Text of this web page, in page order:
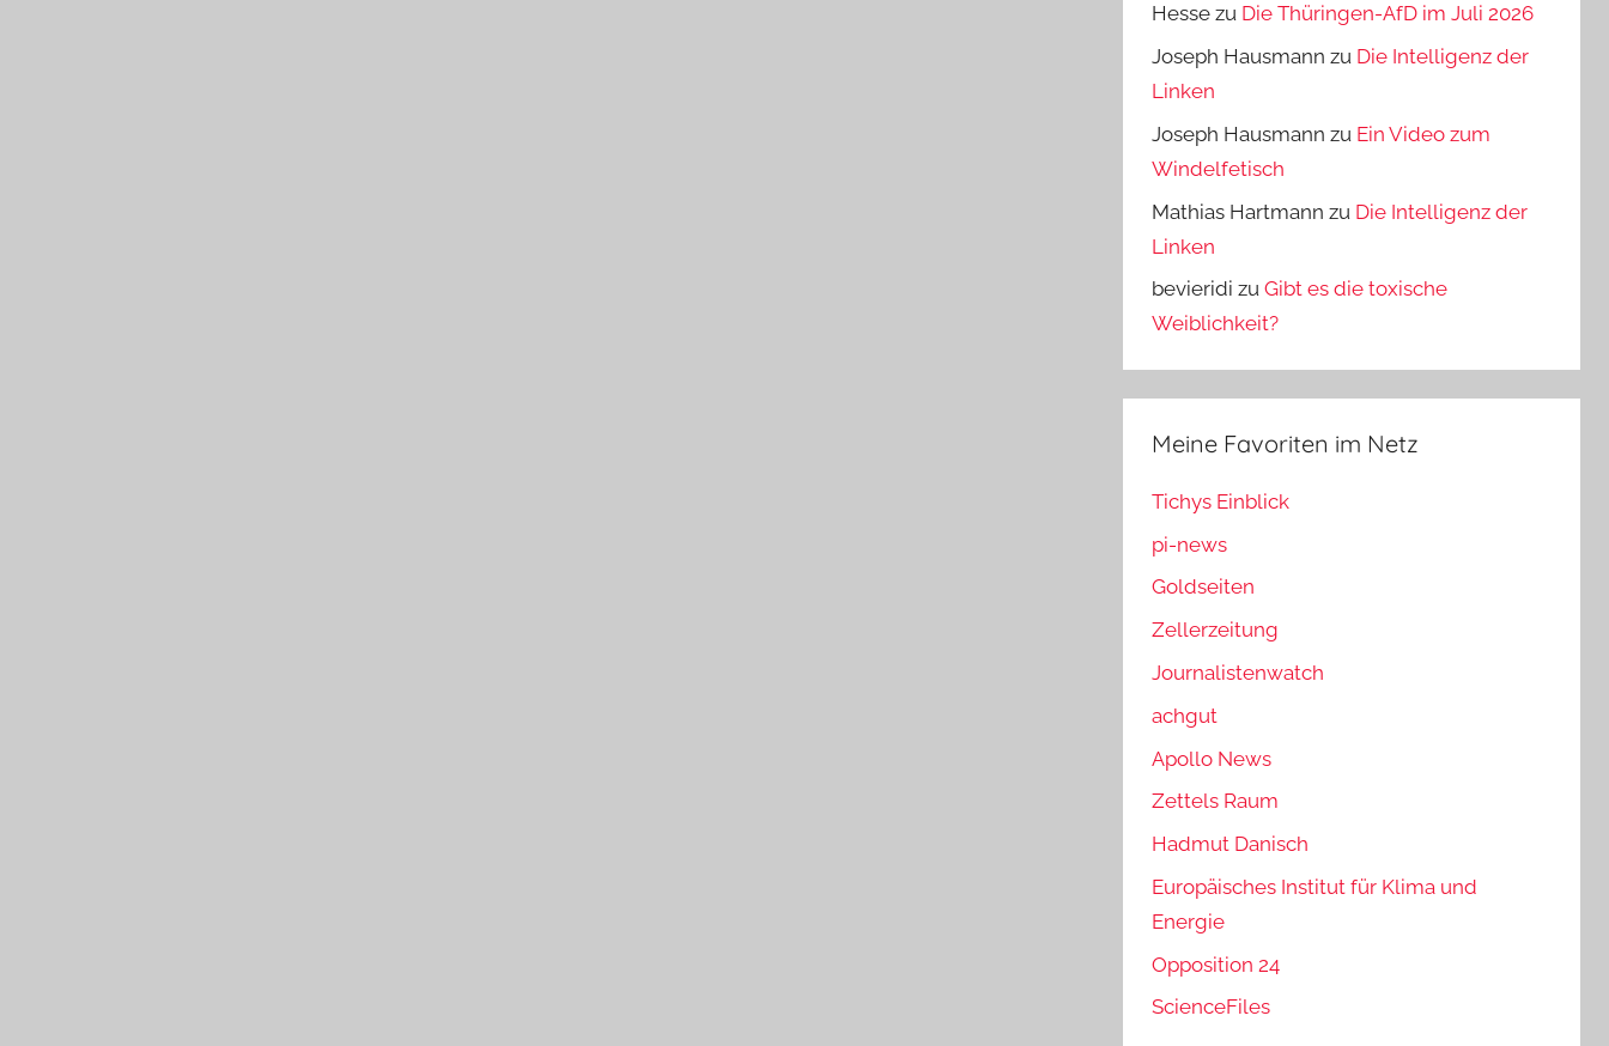
Hesse zu Die Thüringen-AfD im Juli 2026
Joseph Hausmann zu Die Intelligenz der
Linken
Joseph Hausmann zu Ein Video zum
Windelfetisch
Mathias Hartmann zu Die Intelligenz der
Linken
bevieridi zuGibt es die toxische
Weiblichkeit?
Meine Favoriten im Netz
Tichys Einblick
pi-news
Goldseiten
Zellerzeitung
Journalistenwatch
achgut
Apollo News
Zettels Raum
Hadmut Danisch
Europäisches Institut für Klima und
Energie
Opposition 24
ScienceFiles